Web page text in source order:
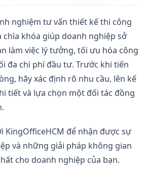
nghiệm tư vấn thiết kế thi công
chìa khóa giúp doanh nghiệp sở
làm việc lý tưởng, tối ưu hóa công
đa chi phí đầu tư. Trước khi tiến
hãy xác định rõ nhu cầu, lên kế
tiết và lựa chọn một đối tác đồng
KingOfficeHCM để nhận được sự
và những giải pháp không gian
cho doanh nghiệp của bạn.